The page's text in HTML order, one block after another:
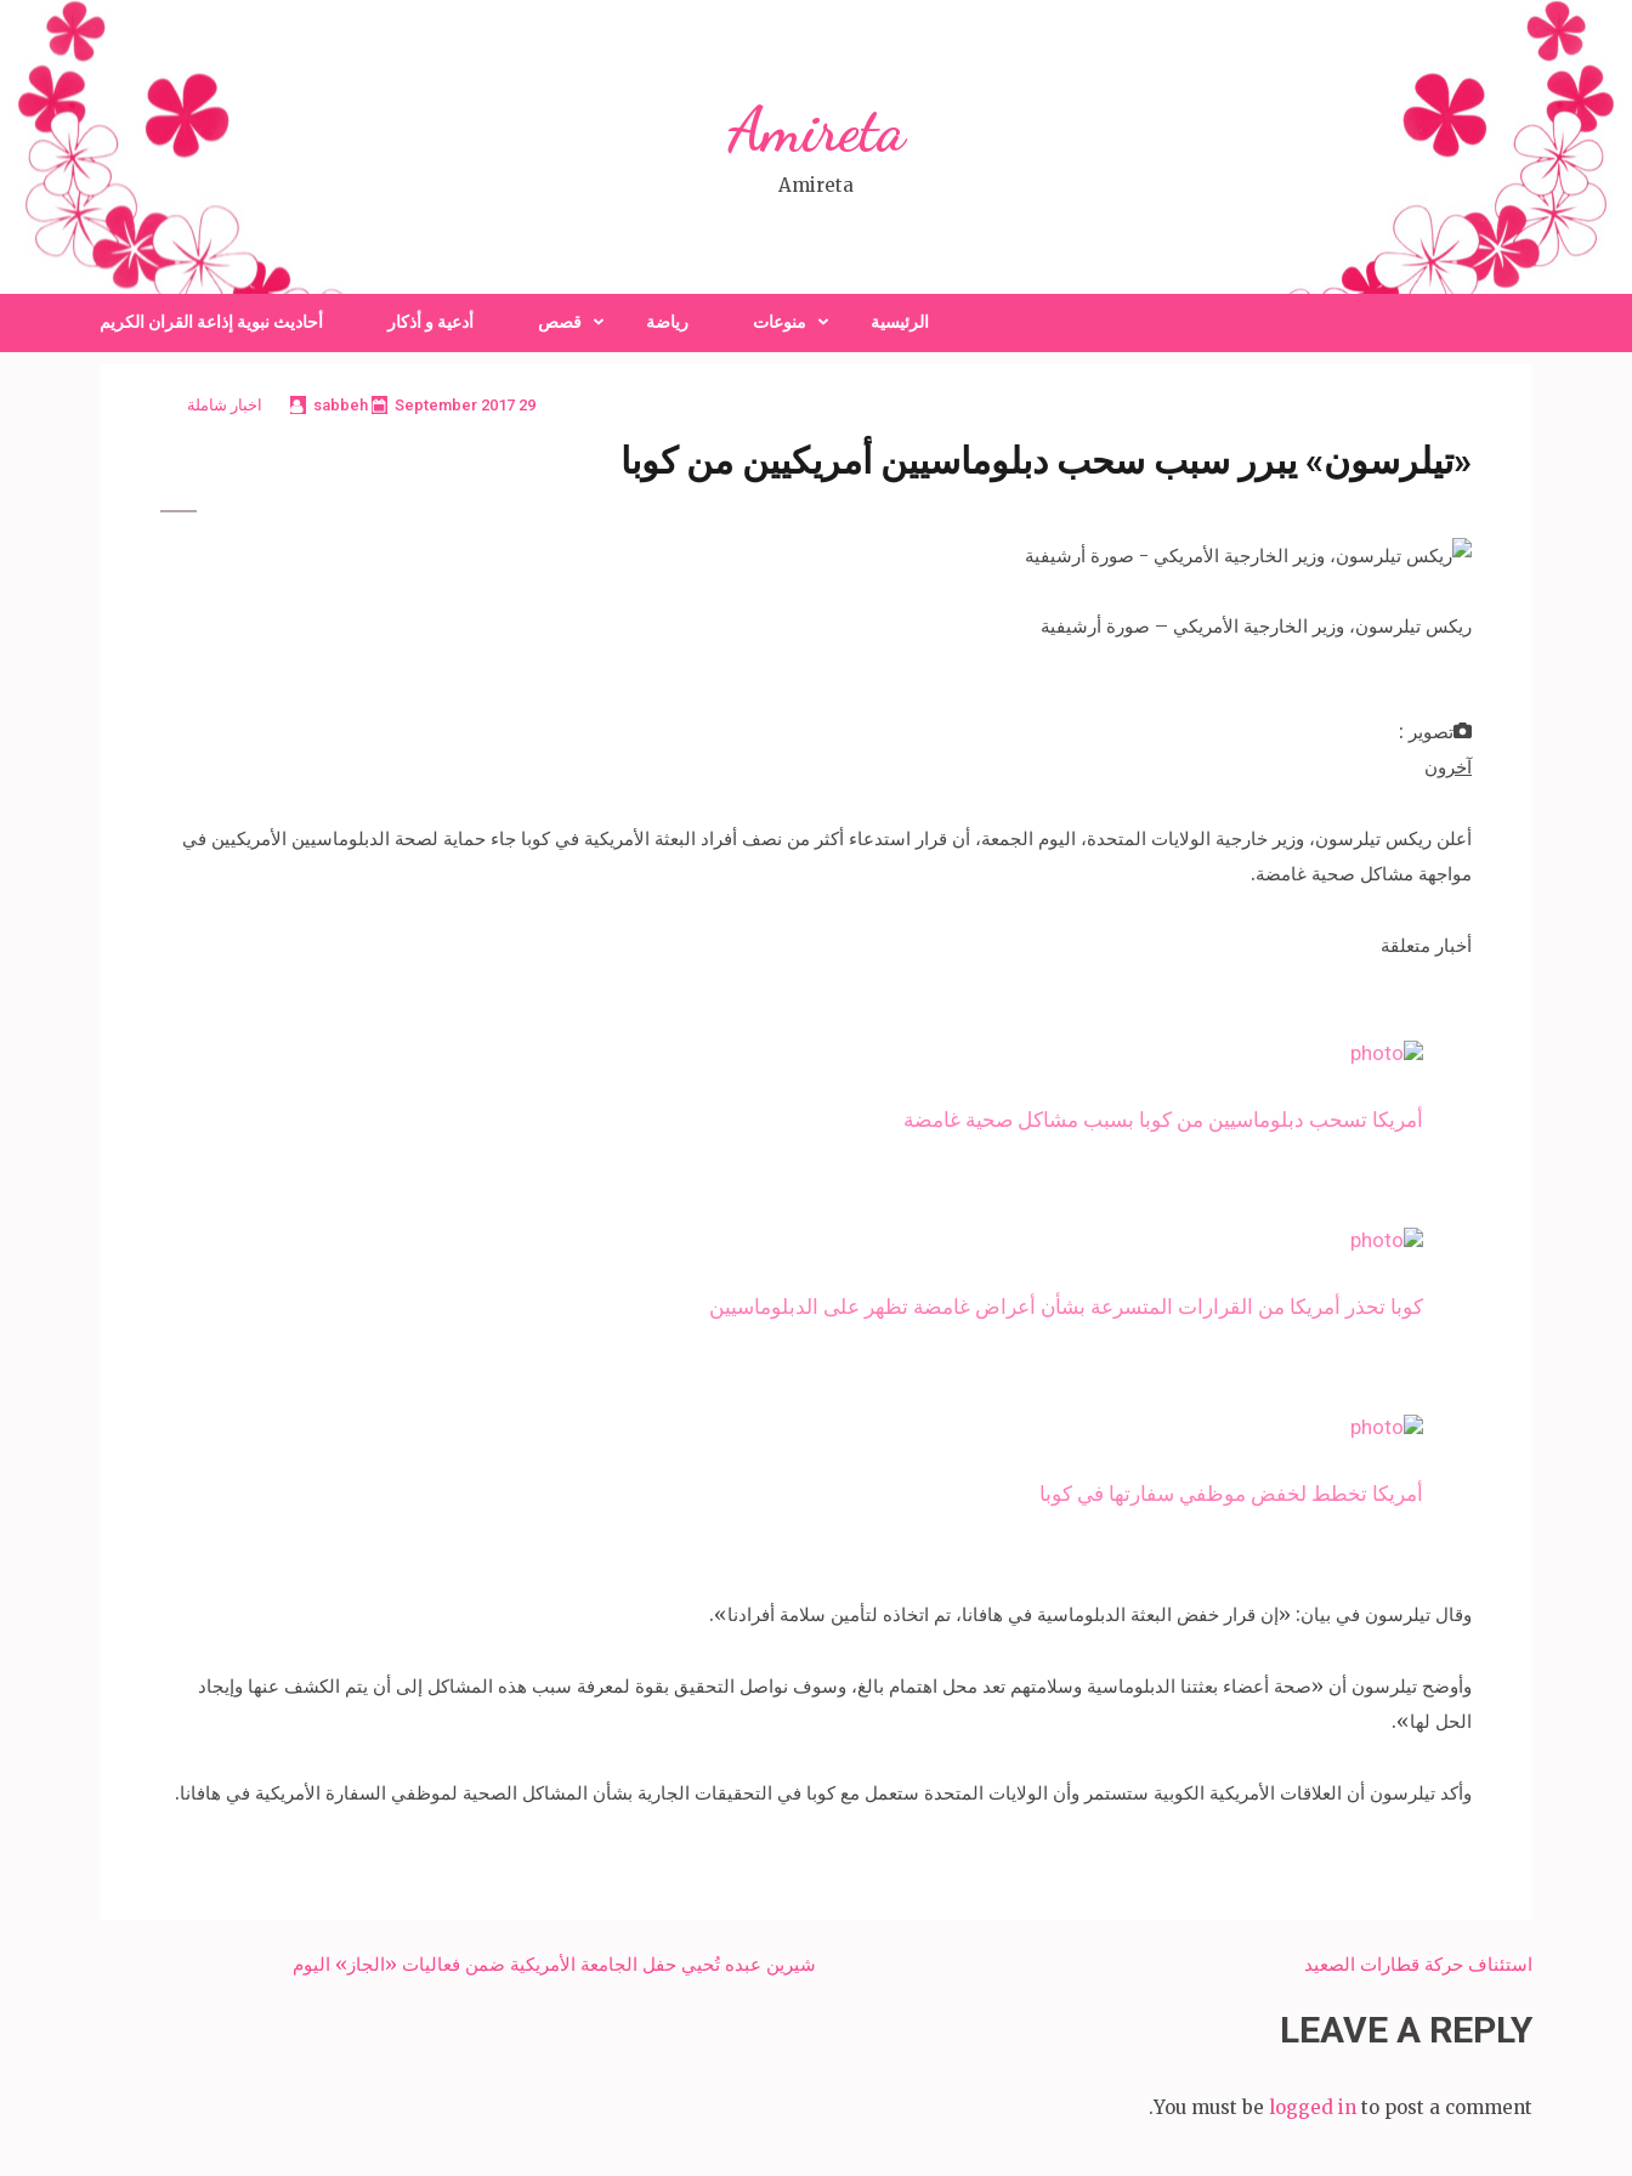
content
(Press
Enter)
Amireta
Amireta
الرئيسية منوعات رياضة قصص أدعية و أذكار أحاديث نبوية إذاعة القران الكريم
29 September 2017
sabbeh اخبار شاملة
«تيلرسون» يبرر سبب سحب دبلوماسيين أمريكيين من كوبا
ريكس تيلرسون، وزير الخارجية الأمريكي – صورة أرشيفية
تصوير :
آخرون
أعلن ريكس تيلرسون، وزير خارجية الولايات المتحدة، اليوم الجمعة، أن قرار استدعاء أكثر من نصف أفراد البعثة الأمريكية في كوبا جاء حماية لصحة الدبلوماسيين الأمريكيين في
مواجهة مشاكل صحية غامضة.
أخبار متعلقة
أمريكا تسحب دبلوماسيين من كوبا بسبب مشاكل صحية غامضة
كوبا تحذر أمريكا من القرارات المتسرعة بشأن أعراض غامضة تظهر على الدبلوماسيين
أمريكا تخطط لخفض موظفي سفارتها في كوبا
وقال تيلرسون في بيان: «إن قرار خفض البعثة الدبلوماسية في هافانا، تم اتخاذه لتأمين سلامة أفرادنا».
وأوضح تيلرسون أن «صحة أعضاء بعثتنا الدبلوماسية وسلامتهم تعد محل اهتمام بالغ، وسوف نواصل التحقيق بقوة لمعرفة سبب هذه المشاكل إلى أن يتم الكشف عنها وإيجاد
الحل لها».
وأكد تيلرسون أن العلاقات الأمريكية الكوبية ستستمر وأن الولايات المتحدة ستعمل مع كوبا في التحقيقات الجارية بشأن المشاكل الصحية لموظفي السفارة الأمريكية في هافانا.
Post
شيرين عبده تُحيي حفل الجامعة الأمريكية ضمن فعاليات «الجاز» اليوم استئناف حركة قطارات الصعيد
LEAVE A REPLY
You must be logged in to post a comment.